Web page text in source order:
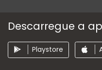
Descarregue a
Playstore